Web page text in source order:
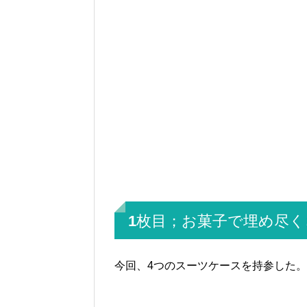
1枚目；お菓子で埋め尽
今回、4つのスーツケースを持参した。